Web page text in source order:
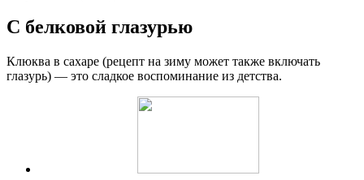
С белковой глазурью
Клюква в сахаре (рецепт на зиму может также включать
глазурь) — это сладкое воспоминание из детства.